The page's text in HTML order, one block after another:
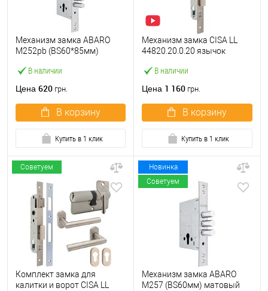
В наличии
Механизм замка ABARO
M252pb (BS60*85мм)
упаковки без отв.планки
Цена 620 грн.
В корзину
Купить в 1 клик
В наличии
Механизм замка CISA LL
44820.20.0.20 язычок
нержавеющая сталь
Цена 1 160 грн.
В корзину
Купить в 1 клик
Советуем
Комплект замка для
калитки и ворот CISA LL
Новинка
Советуем
Механизм замка ABARO
M257 (BS60мм) матовый